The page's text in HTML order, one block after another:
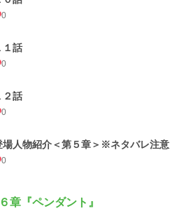
0
１話
0
２話
0
場人物紹介＜第５章＞※ネタバレ注意
0
章『ペンダント』